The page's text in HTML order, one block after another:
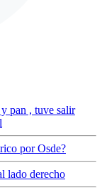
pan , tuve salir
por Osde?
lado derecho